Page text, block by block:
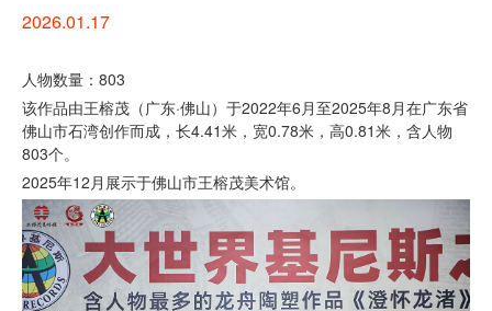
2026.01.17
人物数量：803
该作品由王榕茂（广东·佛山）于2022年6月至2025年8月在广东省
佛山市石湾创作而成，长4.41米，宽0.78米，高0.81米，含人物
803个。
2025年12月展示于佛山市王榕茂美术馆。